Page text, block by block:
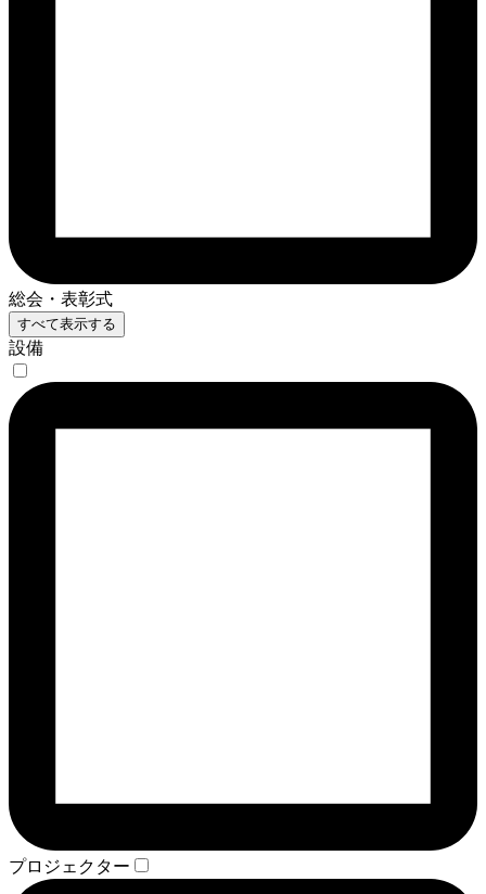
総会・表彰式
すべて表示する
設備
プロジェクター